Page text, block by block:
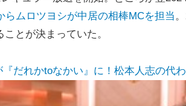
らムロツヨシが中居の相棒MCを担当
とが決まっていた。
だれかtoなかい』に！松本人志の代